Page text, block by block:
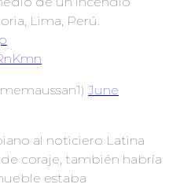
Lima, Perú.
June
al noticiero Latina
coraje, también habría
estaba